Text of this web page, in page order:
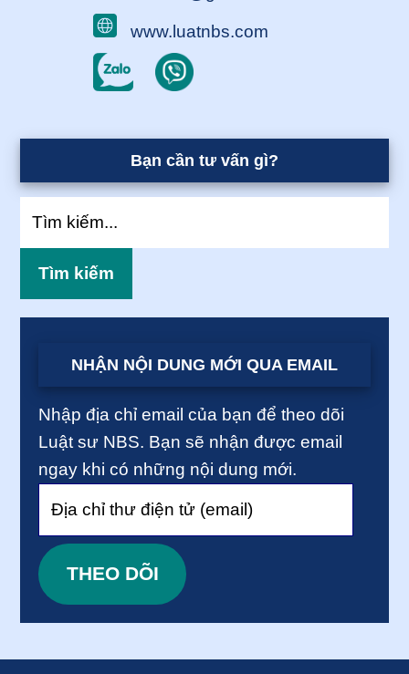
www.luatnbs.com
Bạn cần tư vấn gì?
NHẬN NỘI DUNG MỚI QUA EMAIL
Nhập địa chỉ email của bạn để theo dõi
Luật sư NBS. Bạn sẽ nhận được email
ngay khi có những nội dung mới.
thư
điện
tử
THEO DÕI